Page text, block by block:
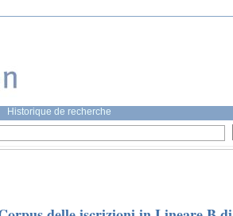
Historique de recherche